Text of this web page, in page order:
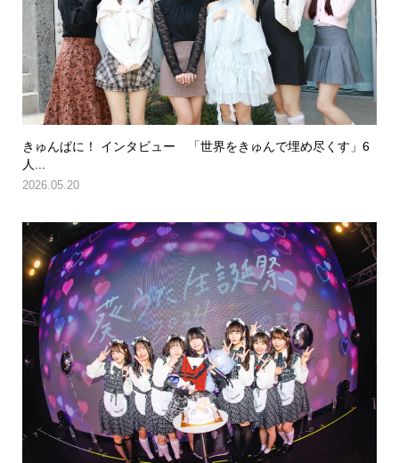
きゅんぱに！ インタビュー 「世界をきゅんで埋め尽くす」6
人...
2026.05.20